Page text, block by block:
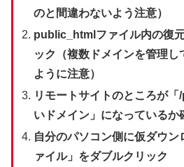
のと間違わないよう注意）
public_htmlファイル内の復
ック（複数ドメインを管理
ように注意）
リモートサイトのところが
いドメイン」になっているか
自分のパソコン側に仮ダウン
ァイル」をダブルクリック